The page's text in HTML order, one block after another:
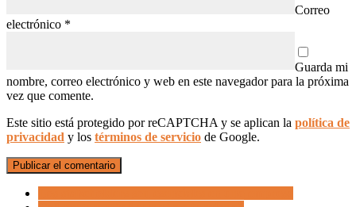
Correo
electrónico *
Guarda mi
nombre, correo electrónico y web en este navegador para la próxima
vez que comente.
Este sitio está protegido por reCAPTCHA y se aplican la política de
privacidad y los términos de servicio de Google.